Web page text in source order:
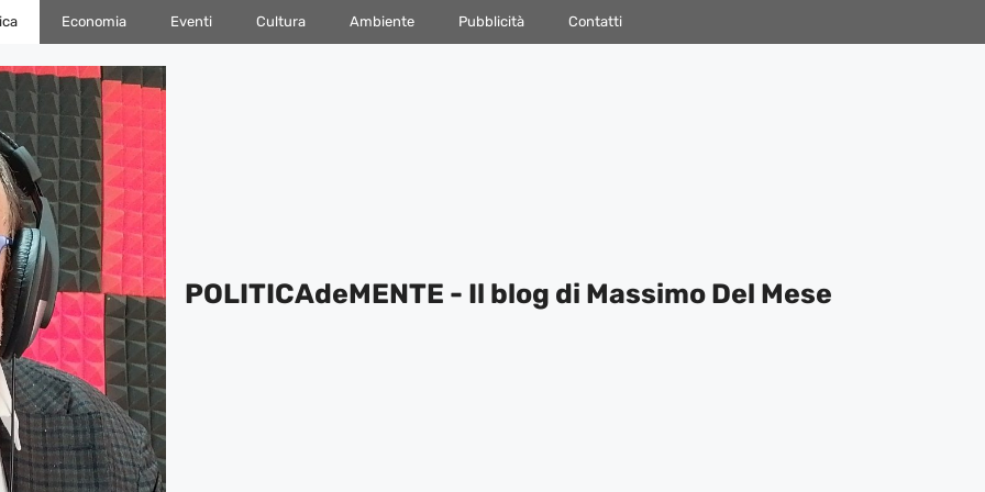
Economia Eventi Cultura Ambiente Pubblicità Contatti
POLITICAdeMENTE - Il blog di Massimo Del Mese